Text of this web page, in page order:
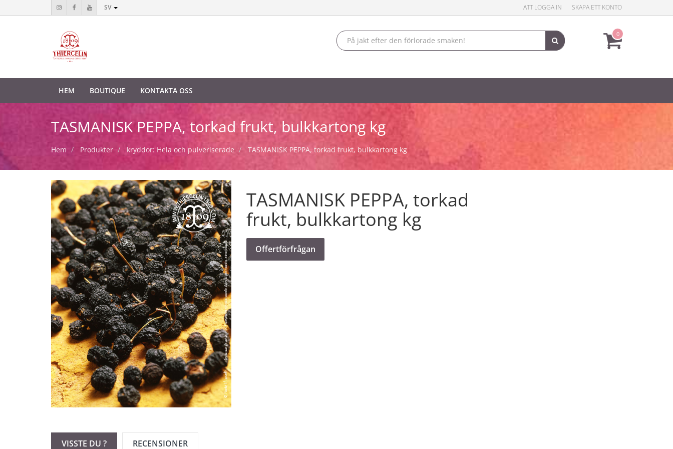
SV ATT LOGGA IN SKAPA ETT KONTO
0
HEM BOUTIQUE KONTAKTA OSS
TASMANISK PEPPA, torkad frukt, bulkkartong kg
Hem Produkter kryddor: Hela och pulveriserade TASMANISK PEPPA, torkad frukt, bulkkartong kg
TASMANISK PEPPA, torkad
frukt, bulkkartong kg
Offertförfrågan
VISSTE DU ? RECENSIONER